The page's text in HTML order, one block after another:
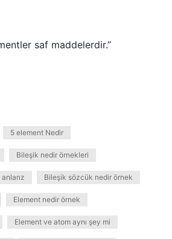
saf maddelerdir.”
5 element Nedir
Bileşik nedir örnekleri
Bileşik sözcük nedir örnek
Element nedir örnek
Element ve atom aynı şey mi